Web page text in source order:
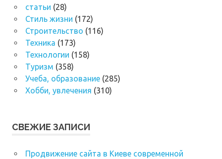
статьи (28)
Стиль жизни (172)
Строительство (116)
Техника (173)
Технологии (158)
Туризм (358)
Учеба, образование(285)
Хобби, увлечения (310)
СВЕЖИЕ ЗАПИСИ
Продвижение сайта в Киеве современной